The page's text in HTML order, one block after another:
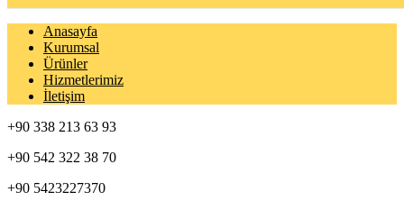
Anasayfa
Kurumsal
Ürünler
Hizmetlerimiz
İletişim
+90 338 213 63 93
+90 542 322 38 70
+90 5423227370